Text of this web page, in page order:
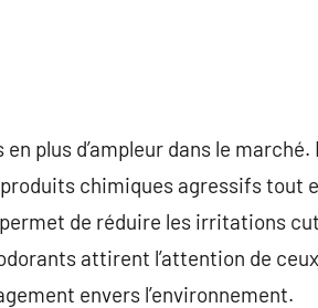
plus d’ampleur dans le marché.
chimiques agressifs tout
de réduire les irritations
attirent l’attention de
envers l’environnement.